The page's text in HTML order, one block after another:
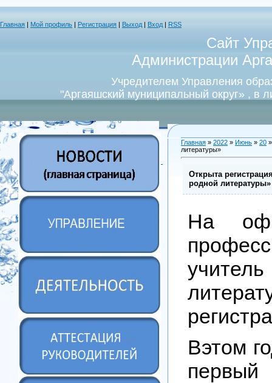
Главная Мой профиль Регистрация Выход Вход RSS
Сайт
Администрации
Учредителем Управления
"Аргаяшский муниципальный округ» , в
Главная » 2022 » Июнь » 20
литературы»
Открыта
родной литературы»
На
Вэтом
первый